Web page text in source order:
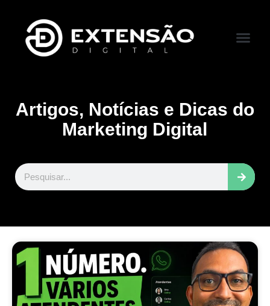
Artigos, Notícias e Dicas do
Marketing Digital